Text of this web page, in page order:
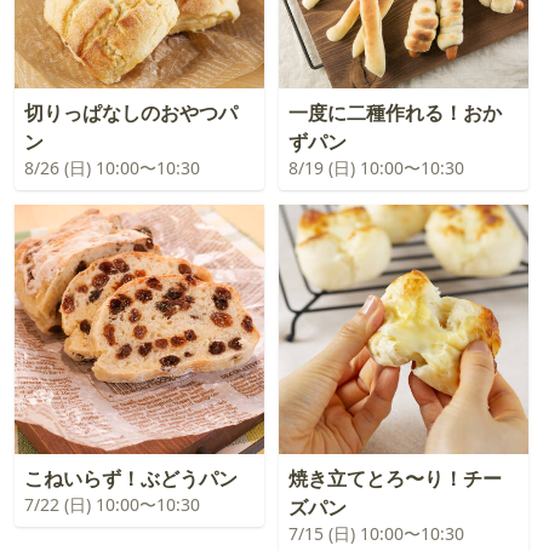
切りっぱなしのおやつパ
ン
8/26 (日) 10:00〜10:30
一度に二種作れる！おか
ずパン
8/19 (日) 10:00〜10:30
こねいらず！ぶどうパン
7/22 (日) 10:00〜10:30
焼き立てとろ〜り！チー
ズパン
7/15 (日) 10:00〜10:30